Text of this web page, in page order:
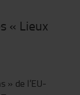
« Lieux
» de l’EU-